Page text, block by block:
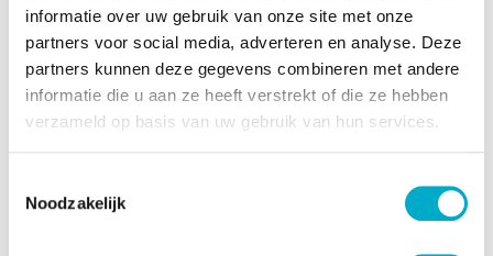
informatie over uw gebruik van onze site met onze
partners voor social media, adverteren en analyse. Deze
partners kunnen deze gegevens combineren met andere
informatie die u aan ze heeft verstrekt of die ze hebben
verzameld op basis van uw gebruik van hun services.
Noodzakelijk
Hoe lang duurt het herstel van een
onderooglidcorrectie?
Na de behandeling zullen de onderoogleden gezwollen en rood
het belangrijk om de leefregels van je behandelende arts
zorgvuldig op te volgen. Het advies is om een week verlof te